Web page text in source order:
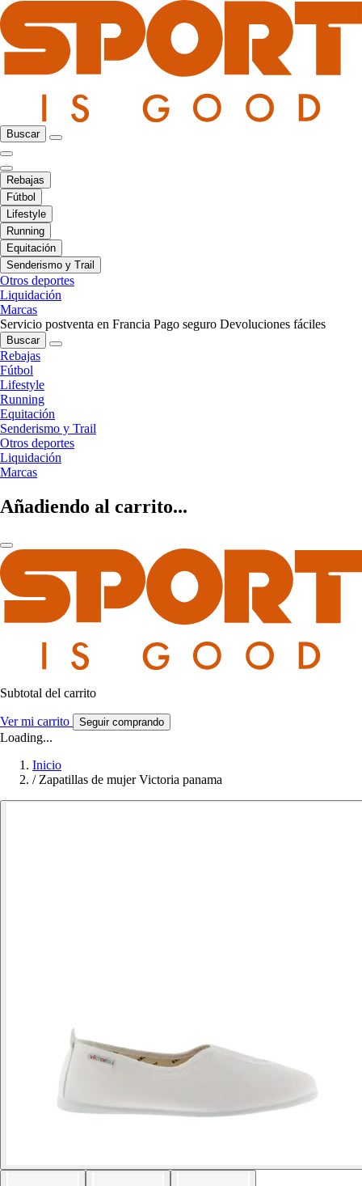
Buscar
Rebajas
Fútbol
Lifestyle
Running
Equitación
Senderismo y Trail
Otros deportes
Liquidación
Marcas
Servicio postventa en Francia Pago seguro Devoluciones fáciles
Buscar
Rebajas
Fútbol
Lifestyle
Running
Equitación
Senderismo y Trail
Otros deportes
Liquidación
Marcas
Añadiendo al carrito...
Subtotal del carrito
Ver mi carrito Seguir comprando
Loading...
Inicio
/ Zapatillas de mujer Victoria panama